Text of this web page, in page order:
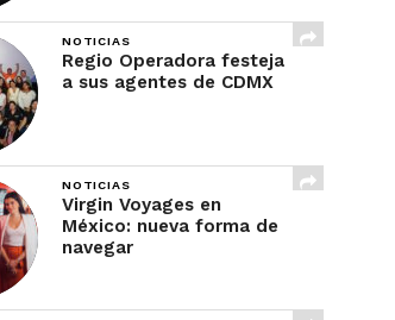
NOTICIAS
Regio Operadora festeja
a sus agentes de CDMX
NOTICIAS
Virgin Voyages en
México: nueva forma de
navegar